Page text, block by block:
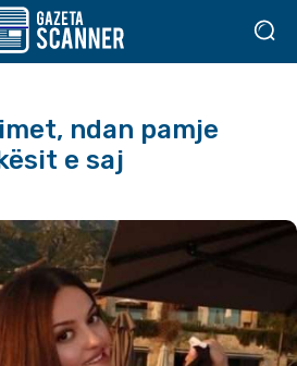
ndan pamje
e saj